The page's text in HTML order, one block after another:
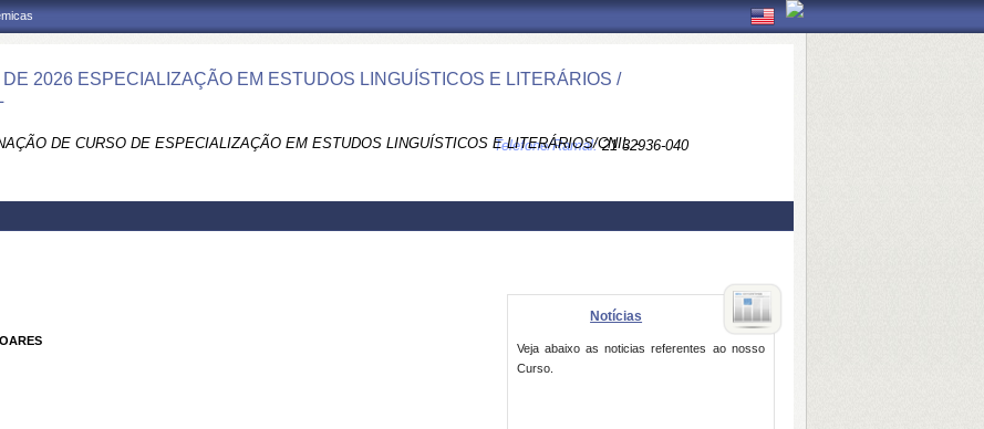
2026 ESPECIALIZAÇÃO EM ESTUDOS LINGUÍSTICOS E LITERÁRIOS /
DE CURSO DE ESPECIALIZAÇÃO EM ESTUDOS LINGUÍSTICOS E LITERÁRIOS/CNIL -
Telefone/Ramal:21 32936-040
Notícias
Veja abaixo as noticias referentes ao nosso
Curso.